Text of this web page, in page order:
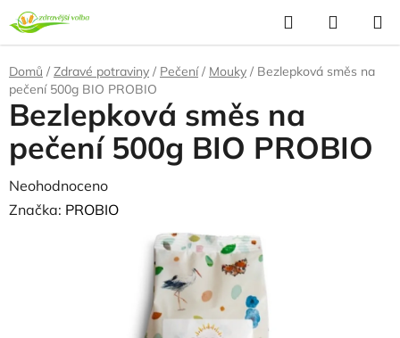
Přejít
na
obsah
Hledat
KOŠÍK
Domů / Zdravé potraviny / Pečení / Mouky / Bezlepková směs na
pečení 500g BIO PROBIO
Bezlepková směs na
pečení 500g BIO PROBIO
Průměrné
hodnocení
Neohodnoceno
Značka: PROBIO